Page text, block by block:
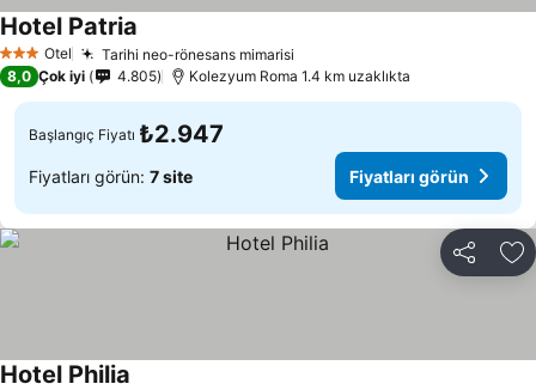
3 YıldızOtel Tarihi neo-rönesans mimarisi
Hotel Patria
8,0 Çok iyi 4.805 Kolezyum Roma 1.4 km uzaklıkta
Başlangıç Fiyatı ₺2.947
Fiyatları görün: 7 site Fiyatları görün
Paylaş
Hotel Philia